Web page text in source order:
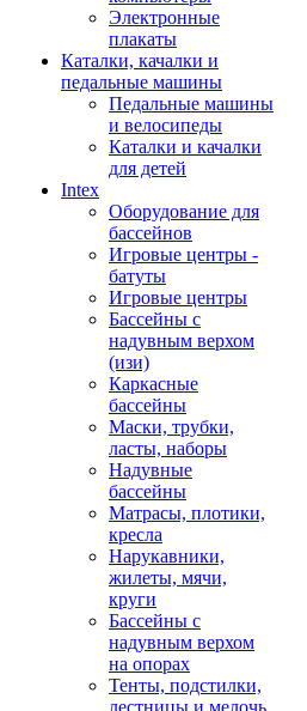
Электронные
плакаты
Каталки, качалки и
педальные машины
Педальные машины
и велосипеды
Каталки и качалки
для детей
Intex
Оборудование для
бассейнов
Игровые центры -
батуты
Игровые центры
Бассейны с
надувным верхом
(изи)
Каркасные
бассейны
Маски, трубки,
ласты, наборы
Надувные
бассейны
Матрасы, плотики,
кресла
Нарукавники,
жилеты, мячи,
круги
Бассейны с
надувным верхом
на опорах
Тенты, подстилки,
лестницы и мелочь